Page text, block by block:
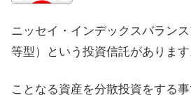
ニッセイ・インデックスバラン
等型）という投資信託があります
ことなる資産を分散投資をする